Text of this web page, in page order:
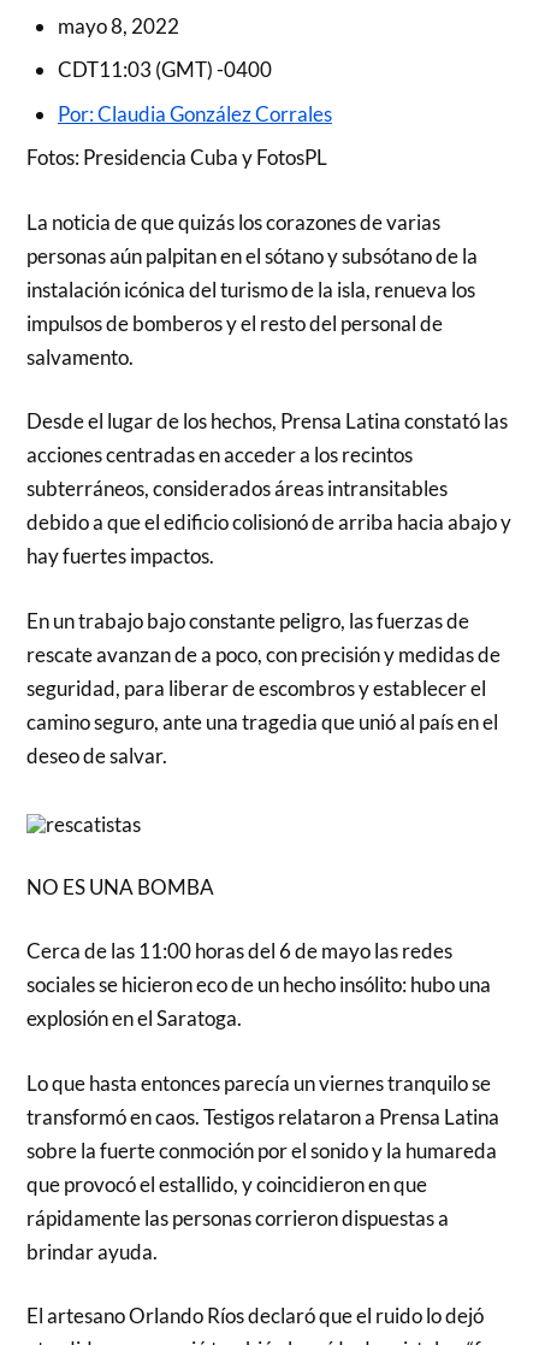
mayo 8, 2022
CDT11:03 (GMT) -0400
Por: Claudia González Corrales
Fotos: Presidencia Cuba y FotosPL
La noticia de que quizás los corazones de varias
personas aún palpitan en el sótano y subsótano de la
instalación icónica del turismo de la isla, renueva los
impulsos de bomberos y el resto del personal de
salvamento.
Desde el lugar de los hechos, Prensa Latina constató las
acciones centradas en acceder a los recintos
subterráneos, considerados áreas intransitables
debido a que el edificio colisionó de arriba hacia abajo y
hay fuertes impactos.
En un trabajo bajo constante peligro, las fuerzas de
rescate avanzan de a poco, con precisión y medidas de
seguridad, para liberar de escombros y establecer el
camino seguro, ante una tragedia que unió al país en el
deseo de salvar.
NO ES UNA BOMBA
Cerca de las 11:00 horas del 6 de mayo las redes
sociales se hicieron eco de un hecho insólito: hubo una
explosión en el Saratoga.
Lo que hasta entonces parecía un viernes tranquilo se
transformó en caos. Testigos relataron a Prensa Latina
sobre la fuerte conmoción por el sonido y la humareda
que provocó el estallido, y coincidieron en que
rápidamente las personas corrieron dispuestas a
brindar ayuda.
El artesano Orlando Ríos declaró que el ruido lo dejó